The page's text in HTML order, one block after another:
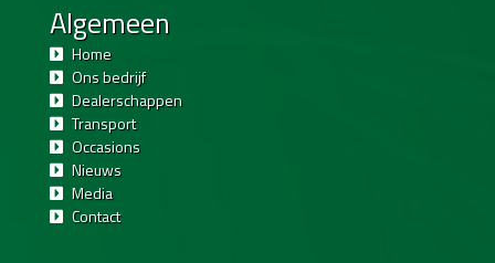
Algemeen
Home
Ons bedrijf
Dealerschappen
Transport
Occasions
Nieuws
Media
Contact